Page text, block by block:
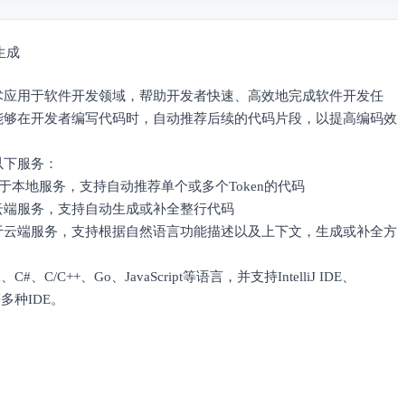
成
用于软件开发领域，帮助开发者快速、高效地完成软件开发任
在开发者编写代码时，自动推荐后续的代码片段，以提高编码效
服务：
本地服务，支持自动推荐单个或多个Token的代码
服务，支持自动生成或补全整行代码
端服务，支持根据自然语言功能描述以及上下文，生成或补全方
C#、C/C++、Go、JavaScript等语言，并支持IntelliJ IDE、
种IDE。